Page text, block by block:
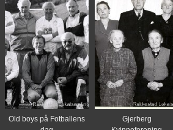
Old boys på Fotballens
Gjerberg